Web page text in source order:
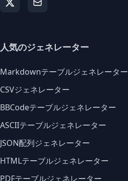
人気のジェネレーター
Markdownテーブルジェネレーター
CSVジェネレーター
BBCodeテーブルジェネレーター
ASCIIテーブルジェネレーター
JSON配列ジェネレーター
HTMLテーブルジェネレーター
PDFテーブルジェネレーター